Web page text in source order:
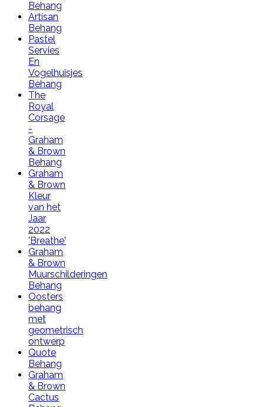
Behang
Artisan
Behang
Pastel
Servies
En
Vogelhuisjes
Behang
The
Royal
Corsage
-
Graham
& Brown
Behang
Graham
& Brown
Kleur
van het
Jaar
2022
'Breathe'
Graham
& Brown
Muurschilderingen
Behang
Oosters
behang
met
geometrisch
ontwerp
Quote
Behang
Graham
& Brown
Cactus